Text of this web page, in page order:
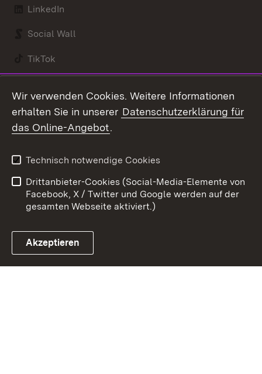
LinkedIn
Social Wall
TikTok
Link zum Landesportal
Kontakt
Barrierefreiheit
Impressum
Cookies
Wir verwenden Cookies. Weitere Informationen
erhalten Sie in unserer Datenschutzerklärung für
das Online-Angebot.
Technisch notwendige Cookies
Drittanbieter-Cookies (Social-Media-Elemente von
Facebook, X / Twitter und Google werden auf der
gesamten Webseite aktiviert.)
Akzeptieren